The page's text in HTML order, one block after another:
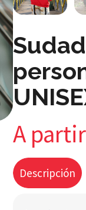
A
Descripción